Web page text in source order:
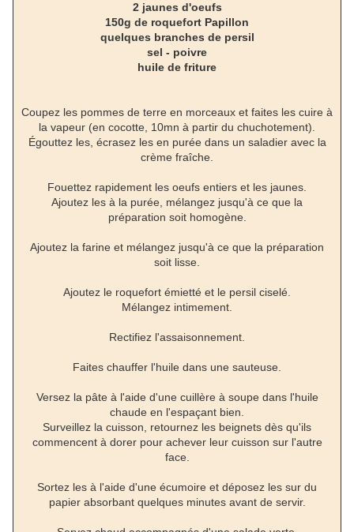
2 jaunes d'oeufs
150g de roquefort Papillon
quelques branches de persil
sel - poivre
huile de friture
Coupez les pommes de terre en morceaux et faites les cuire à
la vapeur (en cocotte, 10mn à partir du chuchotement).
Égouttez les, écrasez les en purée dans un saladier avec la
crème fraîche.
Fouettez rapidement les oeufs entiers et les jaunes.
Ajoutez les à la purée, mélangez jusqu'à ce que la
préparation soit homogène.
Ajoutez la farine et mélangez jusqu'à ce que la préparation
soit lisse.
Ajoutez le roquefort émietté et le persil ciselé.
Mélangez intimement.
Rectifiez l'assaisonnement.
Faites chauffer l'huile dans une sauteuse.
Versez la pâte à l'aide d'une cuillère à soupe dans l'huile
chaude en l'espaçant bien.
Surveillez la cuisson, retournez les beignets dès qu'ils
commencent à dorer pour achever leur cuisson sur l'autre
face.
Sortez les à l'aide d'une écumoire et déposez les sur du
papier absorbant quelques minutes avant de servir.